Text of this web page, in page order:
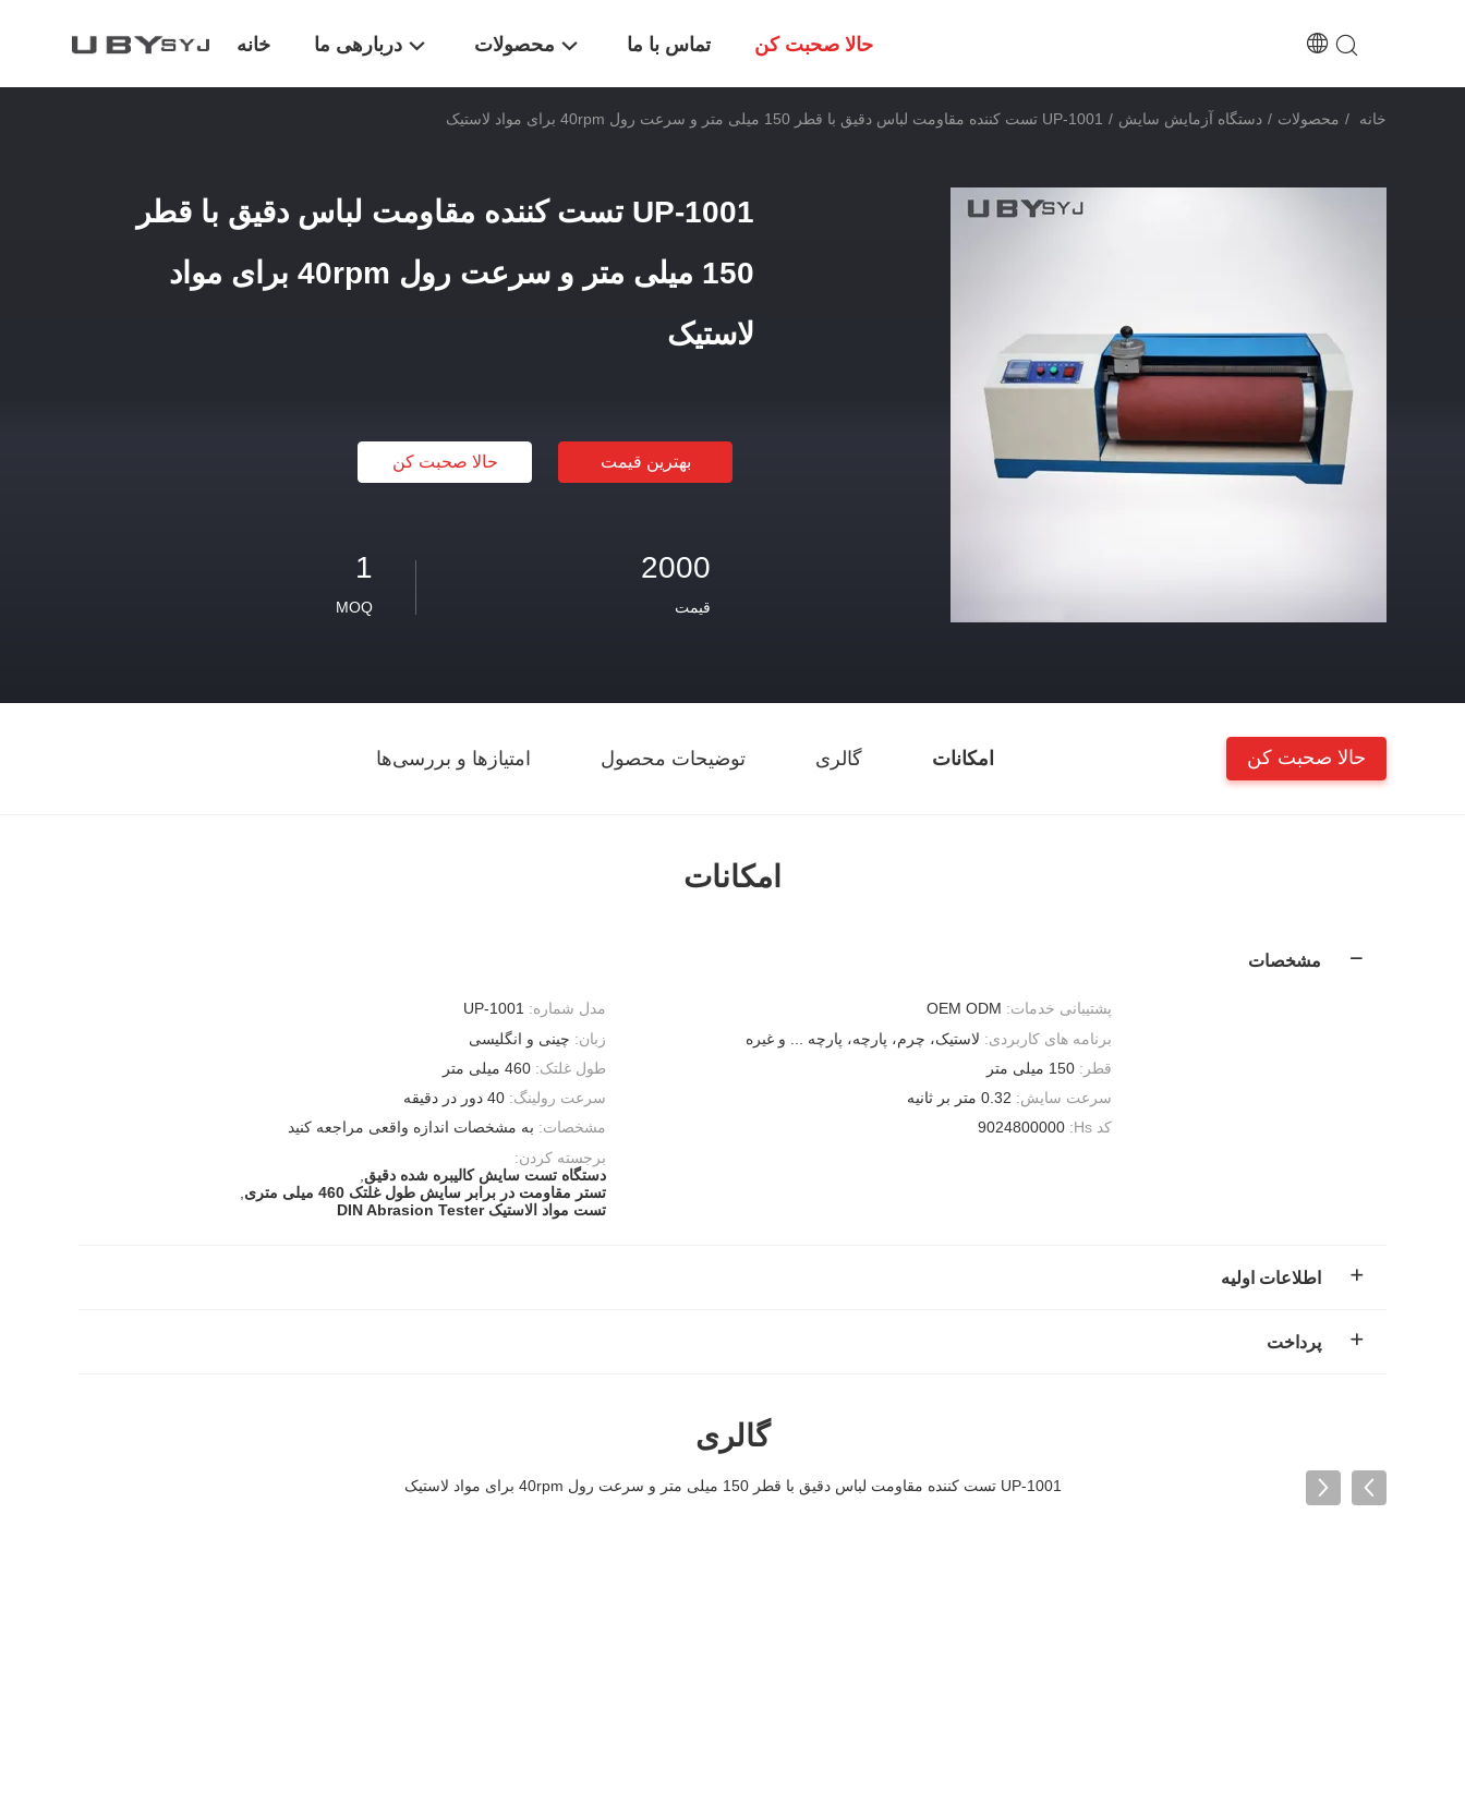
خانه دربارهی ما محصولات تماس با ما حالا صحبت کن
خانه / محصولات / دستگاه آزمایش سایش / UP-1001 تست کننده مقاومت لباس دقیق با قطر 150 میلی متر و سرعت رول 40rpm برای مواد لاستیک
UP-1001 تست کننده مقاومت لباس دقیق با قطر
150 میلی متر و سرعت رول 40rpm برای مواد
لاستیک
بهترین قیمت حالا صحبت کن
1
MOQ
2000
قیمت
امکانات گالری توضیحات محصول امتیازها و بررسی‌ها حالا صحبت کن
امکانات
مشخصات
مدل شماره: UP-1001 پشتیبانی خدمات: OEM ODM
زبان: چینی و انگلیسی برنامه های کاربردی: لاستیک، چرم، پارچه، پارچه ... و غیره
طول غلتک: 460 میلی متر قطر: 150 میلی متر
سرعت رولینگ: 40 دور در دقیقه سرعت سایش: 0.32 متر بر ثانیه
مشخصات: به مشخصات اندازه واقعی مراجعه کنید کد Hs:
9024800000
برجسته کردن:
دستگاه تست سایش کالیبره شده دقیق
تستر مقاومت در برابر سایش طول غلتک 460 میلی متری
تست مواد الاستیک DIN Abrasion Tester
اطلاعات اولیه
پرداخت
گالری
UP-1001 تست کننده مقاومت لباس دقیق با قطر 150 میلی متر و سرعت رول 40rpm برای مواد لاستیک